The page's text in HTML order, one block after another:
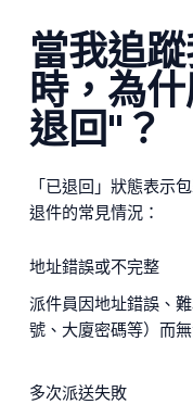
當我追
時，為
退回"？
「已退回」狀態表示
退件的常見情況：
地址錯誤或不完整
派件員因地址錯誤、
號、大廈密碼等）而
多次派送失敗